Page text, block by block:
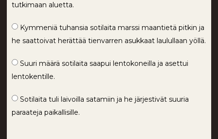
tutkimaan aluetta.
Kymmeniä tuhansia sotilaita marssi maantietä pitkin ja
he saattoivat herättää tienvarren asukkaat laulullaan yöllä.
Suuri määrä sotilaita saapui lentokoneilla ja asettui
lentokentille.
Sotilaita tuli laivoilla satamiin ja he järjestivät suuria
paraateja paikallisille.